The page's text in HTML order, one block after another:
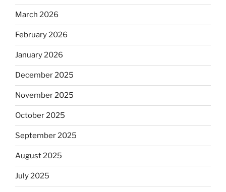
March 2026
February 2026
January 2026
December 2025
November 2025
October 2025
September 2025
August 2025
July 2025